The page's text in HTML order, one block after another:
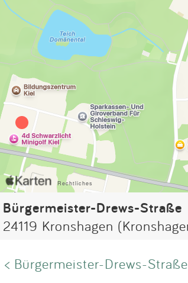
Bürgermeister-Drews-Straße
24119 Kronshagen
< Bürgermeister-Drews-Straße